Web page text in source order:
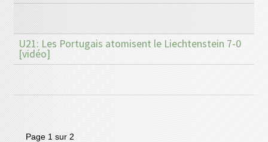
U21: Les Portugais atomisent le Liechtenstein 7-0
[vidéo]
Page 1 sur 2